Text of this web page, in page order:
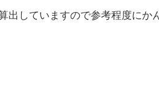
出していますので参考程度にか